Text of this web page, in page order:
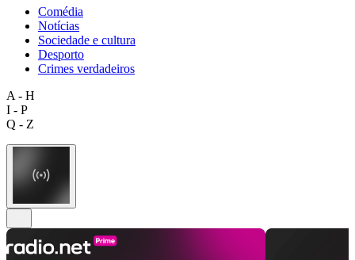
Comédia
Notícias
Sociedade e cultura
Desporto
Crimes verdadeiros
A - H
I - P
Q - Z